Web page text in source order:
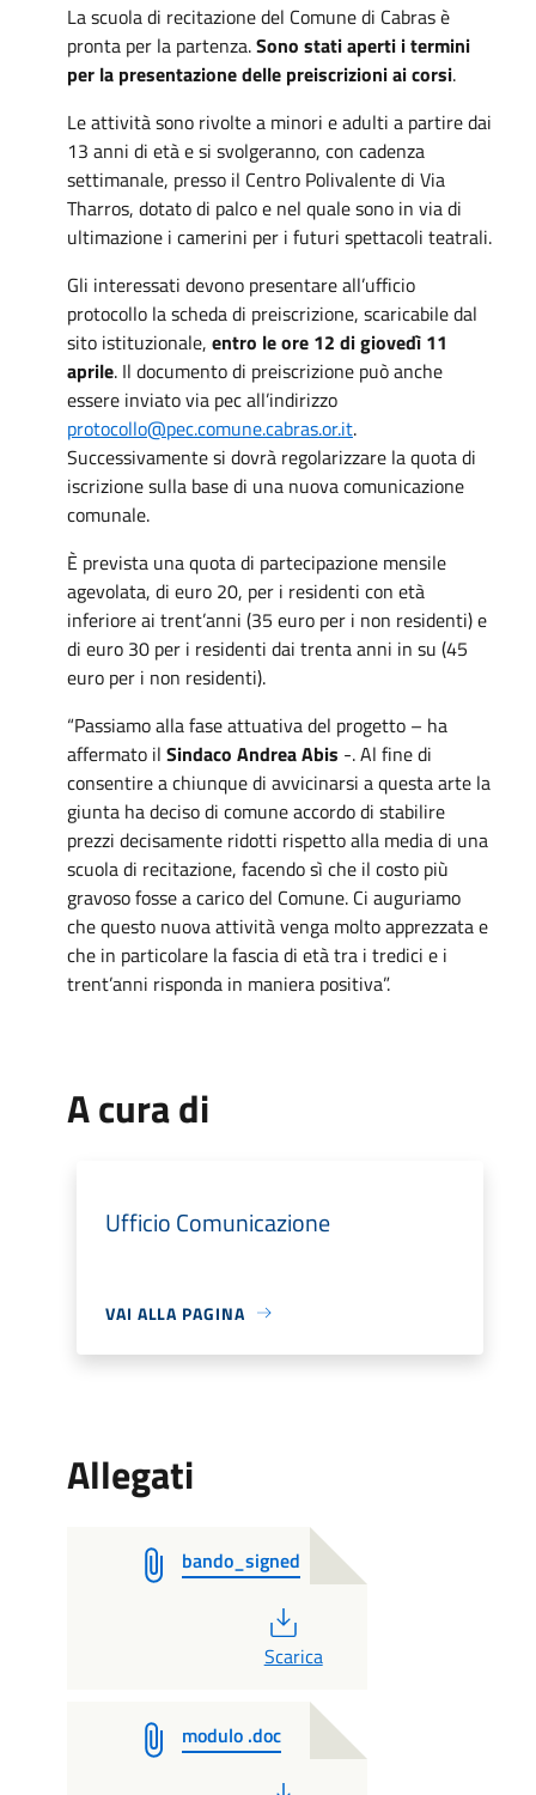
La scuola di recitazione del Comune di Cabras è
pronta per la partenza.Sono stati aperti i termini
per la presentazione delle preiscrizioni ai corsi.
Le attività sono rivolte a minori e adulti a partire dai
13 anni di età e si svolgeranno, con cadenza
settimanale, presso il Centro Polivalente di Via
Tharros, dotato di palco e nel quale sono in via di
ultimazione i camerini per i futuri spettacoli teatrali.
Gli interessati devono presentare all’ufficio
protocollo la scheda di preiscrizione, scaricabile dal
sito istituzionale, entro le ore 12 di giovedì 11
aprile. Il documento di preiscrizione può anche
essere inviato via pec all’indirizzo
protocollo@pec.comune.cabras.or.it.
Successivamente si dovrà regolarizzare la quota di
iscrizione sulla base di una nuova comunicazione
comunale.
È prevista una quota di partecipazione mensile
agevolata, di euro 20, per i residenti con età
inferiore ai trent’anni (35 euro per i non residenti) e
di euro 30 per i residenti dai trenta anni in su (45
euro per i non residenti).
“Passiamo alla fase attuativa del progetto – ha
affermato il Sindaco Andrea Abis -. Al fine di
consentire a chiunque di avvicinarsi a questa arte la
giunta ha deciso di comune accordo di stabilire
prezzi decisamente ridotti rispetto alla media di una
scuola di recitazione, facendo sì che il costo più
gravoso fosse a carico del Comune. Ci auguriamo
che questo nuova attività venga molto apprezzata e
che in particolare la fascia di età tra i tredici e i
trent’anni risponda in maniera positiva”.
A cura di
Ufficio Comunicazione
VAI ALLA PAGINA
Allegati
bando_signed
PDF
Scarica
modulo .doc